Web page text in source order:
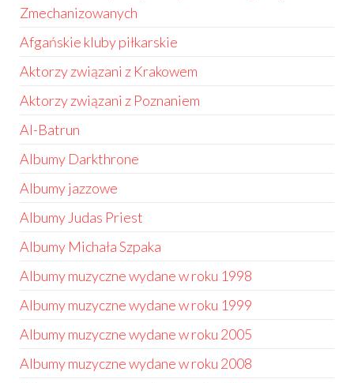
Zmechanizowanych
Afgańskie kluby piłkarskie
Aktorzy związani z Krakowem
Aktorzy związani z Poznaniem
Al-Batrun
Albumy Darkthrone
Albumy jazzowe
Albumy Judas Priest
Albumy Michała Szpaka
Albumy muzyczne wydane w roku 1998
Albumy muzyczne wydane w roku 1999
Albumy muzyczne wydane w roku 2005
Albumy muzyczne wydane w roku 2008